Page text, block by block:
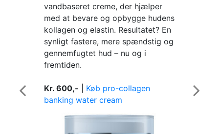
vandbaseret creme, der hjælper
med at bevare og opbygge hudens
kollagen og elastin. Resultatet? En
synligt fastere, mere spændstig og
gennemfugtet hud – nu og i
fremtiden.
Kr. 600,-
Køb pro-collagen
banking water cream
Previous Next